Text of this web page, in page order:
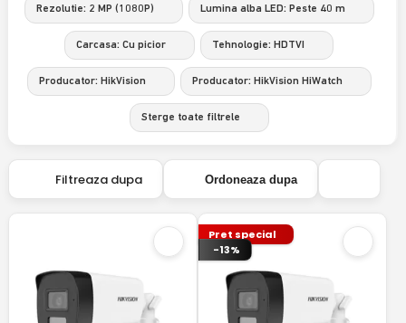
Rezolutie: 2 MP (1080P) Lumina alba LED: Peste 40 m
Carcasa: Cu picior Tehnologie: HDTVI
Producator: HikVision Producator: HikVision HiWatch
Sterge toate filtrele
Filtreaza dupa Ordoneaza dupa
Pret special
-13%